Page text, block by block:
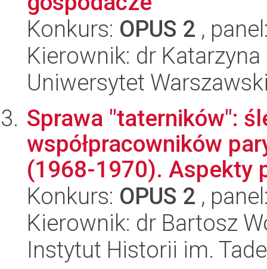
Konkurs: OPUS 2 ,
Kierownik: dr
Uniwersytet
Sprawa "taterników":
współpracowników
(1968-1970). Aspekty
Konkurs: OPUS 2 ,
Kierownik: dr Bartosz
Instytut Historii im.